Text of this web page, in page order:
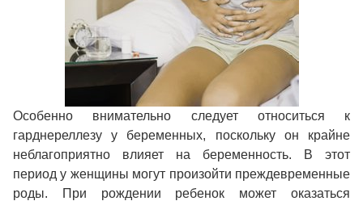
Особенно внимательно следует относиться к
гарднереллезу у беременных, поскольку он крайне
неблагоприятно влияет на беременность. В этот
период у женщины могут произойти преждевременные
роды. При рождении ребенок может оказаться